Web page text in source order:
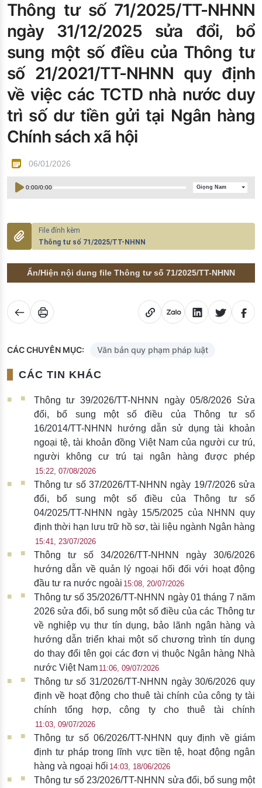
Đào tạo ISO
Thông tư số 71/2025/TT-NHNN
ngày 31/12/2025 sửa đổi, bổ
sung một số điều của Thông tư
số 21/2021/TT-NHNN quy định
về việc các TCTD nhà nước duy
trì số dư tiền gửi tại Ngân hàng
Chính sách xã hội
06/01/2026
0:00/0:00 Giọng Nam
Thông tư số 71/2025/TT-NHNN
Ẩn/Hiện nội dung file Thông tư số 71/2025/TT-NHNN
CÁC CHUYÊN MỤC: Văn bản quy phạm pháp luật
CÁC TIN KHÁC
Thông tư 39/2026/TT-NHNN ngày 05/8/2026 Sửa
đổi, bổ sung một số điều của Thông tư số
16/2014/TT-NHNN hướng dẫn sử dụng tài khoản
ngoại tệ, tài khoản đồng Việt Nam của người cư trú,
người không cư trú tại ngân hàng được phép
15:22, 07/08/2026
Thông tư số 37/2026/TT-NHNN ngày 19/7/2026 sửa
đổi, bổ sung một số điều của Thông tư số
04/2025/TT-NHNN ngày 15/5/2025 của NHNN quy
định thời hạn lưu trữ hồ sơ, tài liệu ngành Ngân hàng
15:41, 23/07/2026
Thông tư số 34/2026/TT-NHNN ngày 30/6/2026
hướng dẫn về quản lý ngoại hối đối với hoạt động
đầu tư ra nước ngoài 15:08, 20/07/2026
Thông tư số 35/2026/TT-NHNN ngày 01 tháng 7 năm
2026 sửa đổi, bổ sung một số điều của các Thông tư
về nghiệp vụ thư tín dụng, bảo lãnh ngân hàng và
hướng dẫn triển khai một số chương trình tín dụng
do thay đổi tên gọi các đơn vị thuộc Ngân hàng Nhà
nước Việt Nam 11:06, 09/07/2026
Thông tư số 31/2026/TT-NHNN ngày 30/6/2026 quy
định về hoạt động cho thuê tài chính của công ty tài
chính tổng hợp, công ty cho thuê tài chính
11:03, 09/07/2026
Thông tư số 06/2026/TT-NHNN quy định về giám
định tư pháp trong lĩnh vực tiền tệ, hoạt động ngân
hàng và ngoại hối 14:03, 18/06/2026
Thông tư số 23/2026/TT-NHNN sửa đổi, bổ sung một